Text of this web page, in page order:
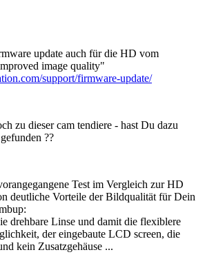
update auch für die HD vom
image quality"
support/firmware-update/
zu dieser cam tendiere - hast Du dazu
??
Test im Vergleich zur HD
deutliche Vorteile der Bildqualität für Dein
drehbare Linse und damit die flexiblere
der eingebaute LCD screen, die
kein Zusatzgehäuse ...